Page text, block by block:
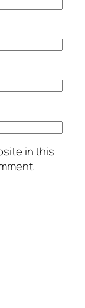
in this